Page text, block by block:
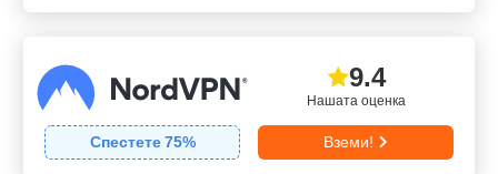
Нашата оценка
9.4
Спестете 75% Вземи!